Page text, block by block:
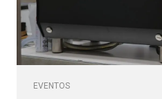
EVENTOS